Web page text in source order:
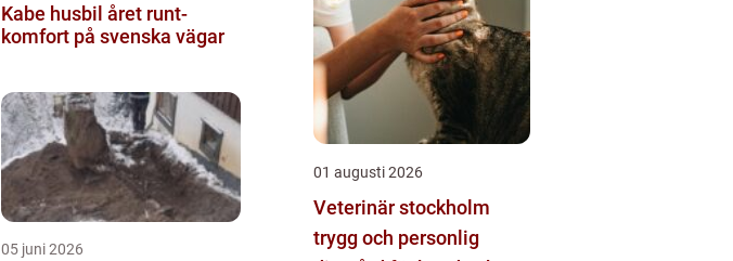
Kabe husbil året runt-
komfort på svenska vägar
05 juni 2026
01 augusti 2026
Veterinär stockholm
trygg och personlig